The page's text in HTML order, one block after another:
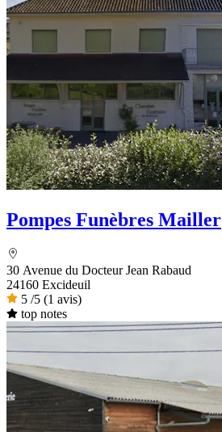
Pompes Funèbres Mailler
30 Avenue du Docteur Jean Rabaud
24160 Excideuil
5 /5 (1 avis)
top notes